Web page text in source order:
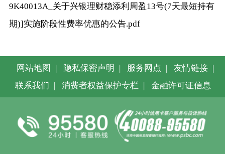
9K40013A_关于兴银理财稳添利周盈13号(7天最短持有
期)]实施阶段性费率优惠的公告.pdf
网站地图 隐私保密声明 服务网点 友情链接
联系我们
消费者权益保护专栏 金融许可证信息